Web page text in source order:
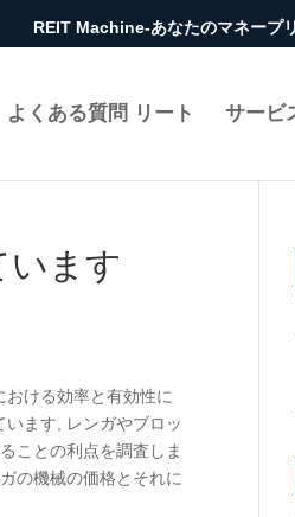
REIT Machine-あなたのマネープ
よくある質問 リート サービ
います
ける効率と有効性に
ます, レンガやブロッ
ことの利点を調査しま
の機械の価格とそれに